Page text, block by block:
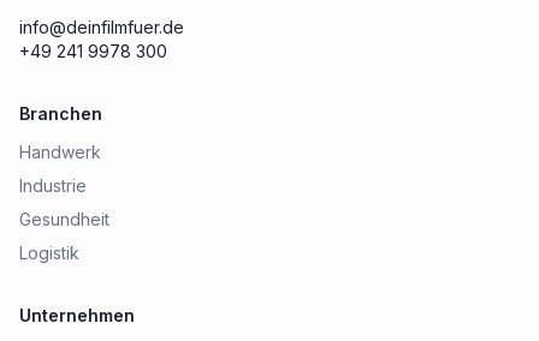
info@deinfilmfuer.de
+49 241 9978 300
Branchen
Handwerk
Industrie
Gesundheit
Logistik
Unternehmen